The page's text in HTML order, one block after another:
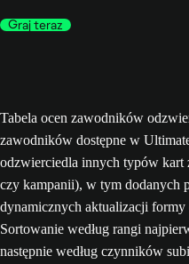
Graj teraz
Tabela ocen zawodników
zawodników dostępne w
odzwierciedla innych typów
czy kampanii), w tym dodanych
dynamicznych aktualizacji
Sortowanie według rangi
następnie według czynników